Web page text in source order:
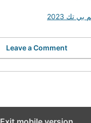
تك 2023
Leave a Comment